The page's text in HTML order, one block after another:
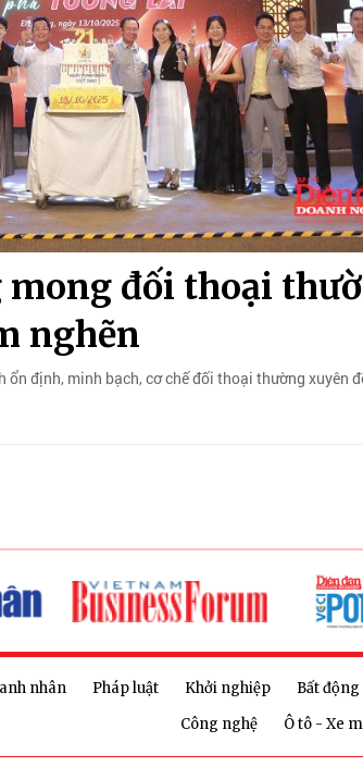
đối thoại
nghẽn
định, minh bạch, cơ chế đối thoại thường xuyên
nhân Pháp luật Khởi nghiệp Bất động
Công nghệ
Ô tô - Xe